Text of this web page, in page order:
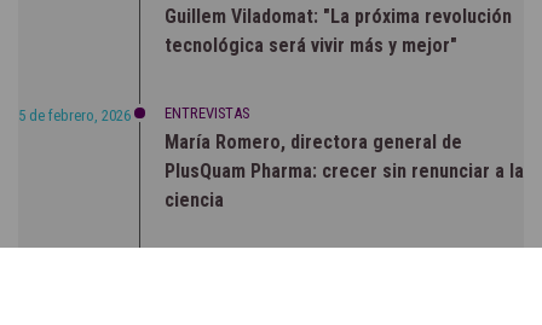
Guillem Viladomat: "La próxima revolución
tecnológica será vivir más y mejor"
5 de febrero, 2026 ENTREVISTAS
María Romero, directora general de
PlusQuam Pharma: crecer sin renunciar a la
ciencia